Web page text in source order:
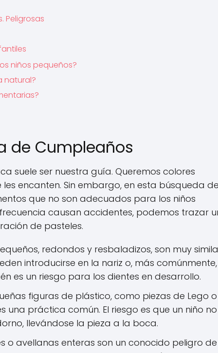
Peligrosas
niños pequeños?
natural?
de Cumpleaños
suele ser nuestra guía. Queremos colores
encanten. Sin embargo, en esta búsqueda
que no son adecuados para los niños
causan accidentes, podemos trazar
de pasteles.
redondos y resbaladizos, son muy
introducirse en la nariz o, más comúnmente,
es un riesgo para los dientes en desarrollo.
figuras de plástico, como piezas de Lego o
práctica común. El riesgo es que un niño no
llevándose la pieza a la boca.
o avellanas enteras son un conocido peligro de